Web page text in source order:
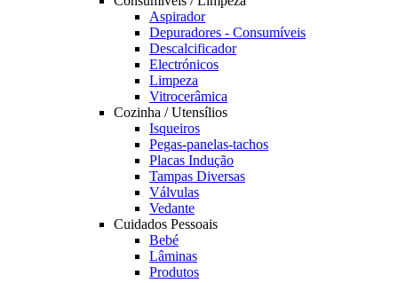
Aspirador
Depuradores - Consumíveis
Descalcificador
Electrónicos
Limpeza
Vitrocerâmica
Cozinha / Utensílios
Isqueiros
Pegas-panelas-tachos
Placas Indução
Tampas Diversas
Válvulas
Vedante
Cuidados Pessoais
Bebé
Lâminas
Produtos